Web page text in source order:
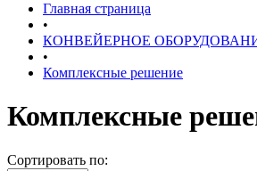
Главная страница
•
КОНВЕЙЕРНОЕ
•
Комплексные решение
Комплексные
Сортировать по: